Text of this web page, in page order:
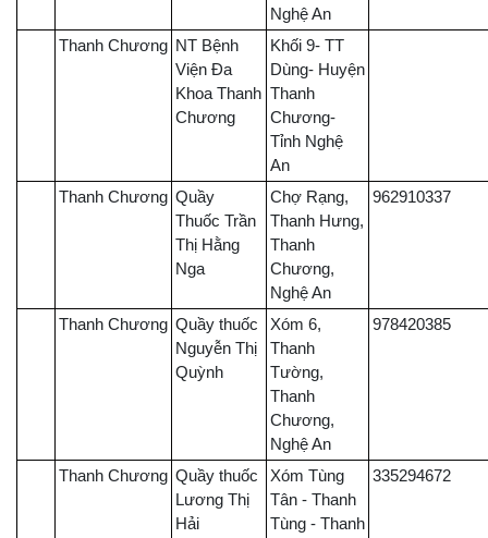
Nghệ An
Thanh Chương NT Bệnh
Viện Đa
Khoa Thanh
Chương
Khối 9- TT
Dùng- Huyện
Thanh
Chương-
Tỉnh Nghệ
An
Thanh Chương Quầy
Thuốc Trần
Thị Hằng
Nga
Chợ Rạng,
Thanh Hưng,
Thanh
Chương,
Nghệ An
962910337
Thanh Chương Quầy thuốc
Nguyễn Thị
Quỳnh
Xóm 6,
Thanh
Tường,
Thanh
Chương,
Nghệ An
978420385
Thanh Chương Quầy thuốc
Lương Thị
Hải
Xóm Tùng
Tân - Thanh
Tùng - Thanh
335294672